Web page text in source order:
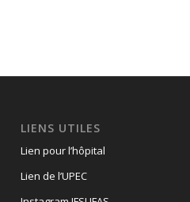
LIENS UTILES
Lien pour l’hôpital
Lien de l’UPEC